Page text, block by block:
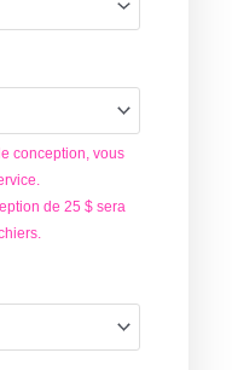
conception, vous
de 25 $ sera